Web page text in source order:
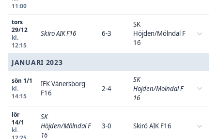
11:00
tors
29/12
kl.
12:15
Skirö AIK F16 6-3
SK
Höjden/Mölndal F
16
JANUARI 2023
sön 1/1
kl.
14:15
IFK Vänersborg
F16
2-4
SK
Höjden/Mölndal F
16
lör
14/1
kl.
SK
Höjden/Mölndal F
16
3-0 Skirö AIK F16